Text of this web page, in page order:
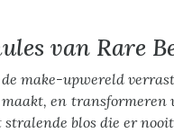
van Rare
make-upwereld
en
blos die er